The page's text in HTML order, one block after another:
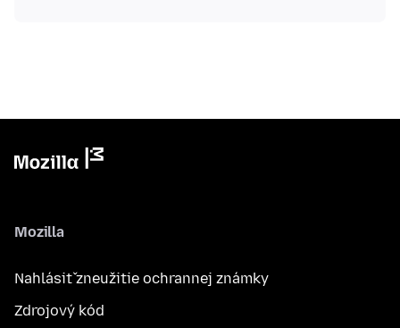
Mozilla
Nahlásiť zneužitie ochrannej známky
Zdrojový kód